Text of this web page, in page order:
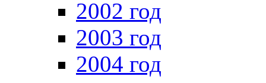
2002 год
2003 год
2004 год